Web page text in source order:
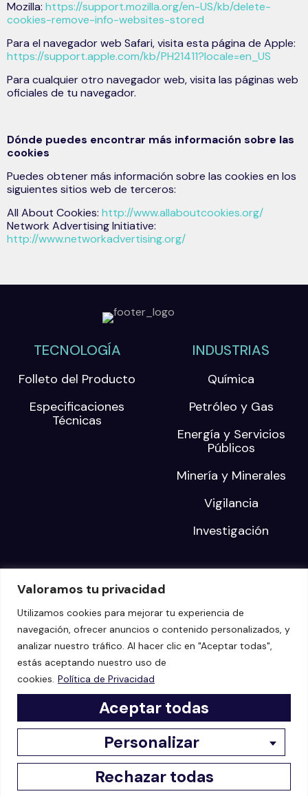
Valoramos tu privacidad
Utilizamos cookies para mejorar tu experiencia de
navegación, ofrecer anuncios o contenido personalizados, y
analizar nuestro tráfico. Al hacer clic en "Aceptar todas",
estás aceptando nuestro uso de
cookies. Política de Privacidad
Personalizar
Rechazar todas
Aceptar todas
Mozilla: https://support.mozilla.org/en-US/kb/delete-
cookies-remove-info-websites-stored
Para el navegador web Safari, visita esta página de Apple:
https://support.apple.com/kb/PH21411?locale=en_US
Para cualquier otro navegador web, visita las páginas web
oficiales de tu navegador.
Dónde puedes encontrar más información sobre las
cookies
Puedes obtener más información sobre las cookies en los
siguientes sitios web de terceros:
All About Cookies: http://www.allaboutcookies.org/
Network Advertising Initiative:
http://www.networkadvertising.org/
TECNOLOGÍA
Folleto del Producto
Especificaciones
Técnicas
INDUSTRIAS
Química
Petróleo y Gas
Energía y Servicios
Públicos
Minería y Minerales
Vigilancia
Investigación
Blog
Eventos
Webinars
Noticias
Casos de Éxito
Sobre nosotros
Carreras
© 2023 Keybotic | All rights reserved |Cookies Policy|Privacy Policy